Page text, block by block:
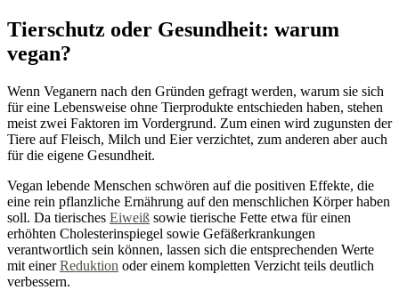
Tierschutz oder Gesundheit: warum
vegan?
Wenn Veganern nach den Gründen gefragt werden, warum sie sich
für eine Lebensweise ohne Tierprodukte entschieden haben, stehen
meist zwei Faktoren im Vordergrund. Zum einen wird zugunsten der
Tiere auf Fleisch, Milch und Eier verzichtet, zum anderen aber auch
für die eigene Gesundheit.
Vegan lebende Menschen schwören auf die positiven Effekte, die
eine rein pflanzliche Ernährung auf den menschlichen Körper haben
soll. Da tierisches Eiweiß sowie tierische Fette etwa für einen
erhöhten Cholesterinspiegel sowie Gefäßerkrankungen
verantwortlich sein können, lassen sich die entsprechenden Werte
mit einerReduktion oder einem kompletten Verzicht teils deutlich
verbessern.